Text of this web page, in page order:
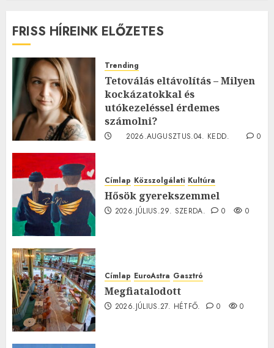
FRISS HÍREINK ELŐZETES
Trending
Tetoválás eltávolítás – Milyen
kockázatokkal és
utókezeléssel érdemes
számolni?
2026.AUGUSZTUS.04. KEDD.
0
Címlap Közszolgálati Kultúra
Hősök gyerekszemmel
2026.JÚLIUS.29. SZERDA. 0 0
Címlap EuroAstra Gasztró
Megfiatalodott
2026.JÚLIUS.27. HÉTFŐ. 0 0